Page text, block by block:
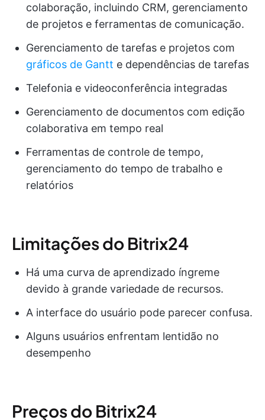
colaboração, incluindo CRM, gerenciamento
de projetos e ferramentas de comunicação.
Gerenciamento de tarefas e projetos com
gráficos de Gantt e dependências de tarefas
Telefonia e videoconferência integradas
Gerenciamento de documentos com edição
colaborativa em tempo real
Ferramentas de controle de tempo,
gerenciamento do tempo de trabalho e
relatórios
Limitações do Bitrix24
Há uma curva de aprendizado íngreme
devido à grande variedade de recursos.
A interface do usuário pode parecer confusa.
Alguns usuários enfrentam lentidão no
desempenho
Preços do Bitrix24